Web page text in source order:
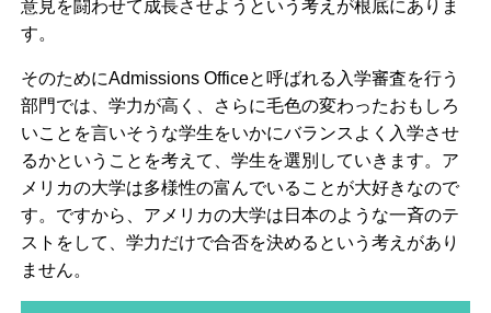
意見を闘わせて成長させようという考えが根底にありま
す。
そのためにAdmissions Officeと呼ばれる入学審査を行う
部門では、学力が高く、さらに毛色の変わったおもしろ
いことを言いそうな学生をいかにバランスよく入学させ
るかということを考えて、学生を選別していきます。ア
メリカの大学は多様性の富んでいることが大好きなので
す。ですから、アメリカの大学は日本のような一斉のテ
ストをして、学力だけで合否を決めるという考えがあり
ません。